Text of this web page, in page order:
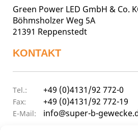
Green Power LED GmbH & Co.
Böhmsholzer Weg 5A
21391 Reppenstedt
KONTAKT
Tel.: +49 (0)4131/92 772-0
Fax: +49 (0)4131/92 772-19
E-Mail:
info@super-b-